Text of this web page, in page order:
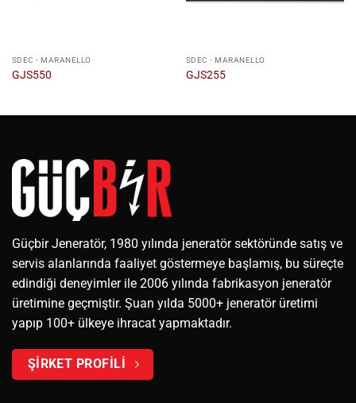
SDEC - MARANELLO
GJS550
SDEC - MARANELLO
GJS255
Güçbir Jeneratör, 1980 yılında jeneratör sektöründe satış ve
servis alanlarında faaliyet göstermeye başlamış, bu süreçte
edindiği deneyimler ile 2006 yılında fabrikasyon jeneratör
üretimine geçmiştir. Şuan yılda 5000+ jeneratör üretimi
yapıp 100+ ülkeye ihracat yapmaktadır.
ŞİRKET PROFİLİ